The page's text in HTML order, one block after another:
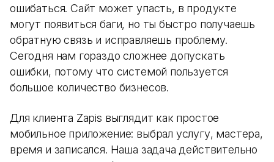
ошибаться. Сайт может упасть, в продукте
могут появиться баги, но ты быстро получаешь
обратную связь и исправляешь проблему.
Сегодня нам гораздо сложнее допускать
ошибки, потому что системой пользуется
большое количество бизнесов.
Для клиента Zapis выглядит как простое
мобильное приложение: выбрал услугу, мастера,
время и записался. Наша задача действительно